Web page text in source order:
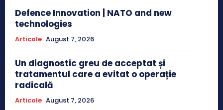
Defence Innovation | NATO and new
technologies
Articole August 7, 2026
Un diagnostic greu de acceptat și
tratamentul care a evitat o operație
radicală
Articole August 7, 2026